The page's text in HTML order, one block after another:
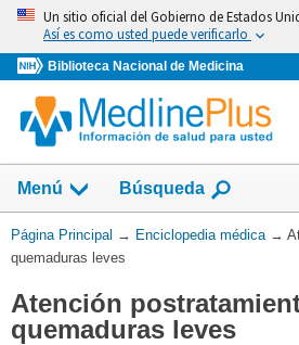
Omita
vaya
al
Contenido
Un sitio oficial del Gobierno de Estados
Así es como usted puede verificarlo
Biblioteca Nacional de Medicina
Menú Búsqueda
Usted
está
Página Principal → Enciclopedia médica →
quemaduras leves
Atención
quemaduras leves